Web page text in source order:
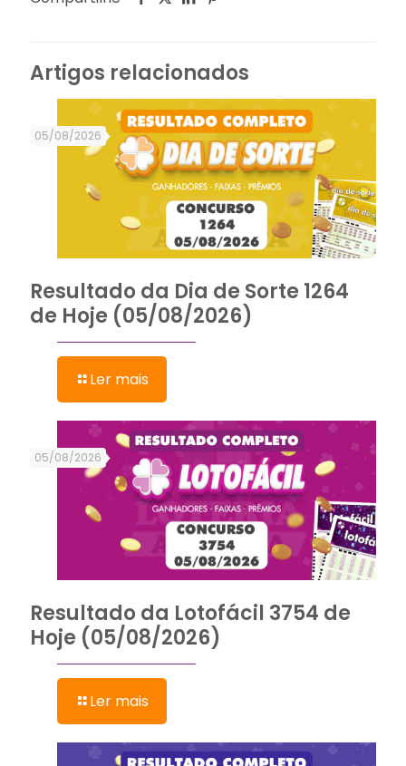
Artigos relacionados
05/08/2026
Resultado da Dia de Sorte 1264
de Hoje (05/08/2026)
Ler mais
05/08/2026
Resultado da Lotofácil 3754 de
Hoje (05/08/2026)
Ler mais